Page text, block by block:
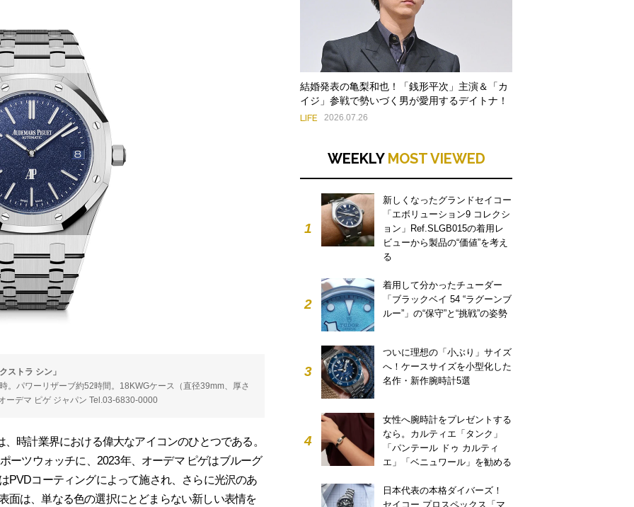
ストラ シン」
パワーリザーブ約52時間。18KWGケース（直径39mm、厚さ
ーデマ ピゲ ジャパン Tel.03-6830-0000
時計業界における偉大なアイコンのひとつである。
ーツウォッチに、2023年、オーデマ ピゲはブルーグ
PVDコーティングによって施され、さらに光沢のあ
面は、単なる色の選択にとどまらない新しい表情を
結婚発表の亀梨和也！「銭形平次」主演＆「カ
イジ」参戦で勢いづく男が愛用するデイトナ！
LIFE 2026.07.26
WEEKLY MOST VIEWED
1
新しくなったグランドセイコー
「エボリューション9 コレクシ
ョン」Ref.SLGB015の着用レ
ビューから製品の“価値”を考え
る
2
着用して分かったチューダー
「ブラックベイ 54 “ラグーンブ
ルー”」の“保守”と“挑戦”の姿勢
3
ついに理想の「小ぶり」サイズ
へ！ケースサイズを小型化した
名作・新作腕時計5選
4
女性へ腕時計をプレゼントする
なら。カルティエ「タンク」
「パンテール ドゥ カルティ
エ」「ベニュワール」を勧める
日本代表の本格ダイバーズ！
セイコー プロスペックス「マ